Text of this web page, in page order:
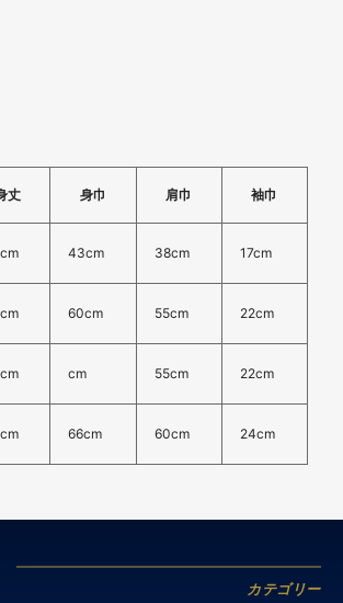
丈 身巾 肩巾 袖巾
43cm 38cm 17cm
60cm 55cm 22cm
cm 55cm 22cm
66cm 60cm 24cm
カテゴリー